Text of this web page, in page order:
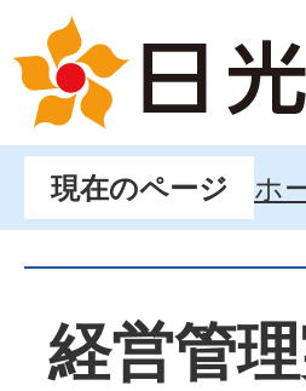
現在のページ ホ
経営管